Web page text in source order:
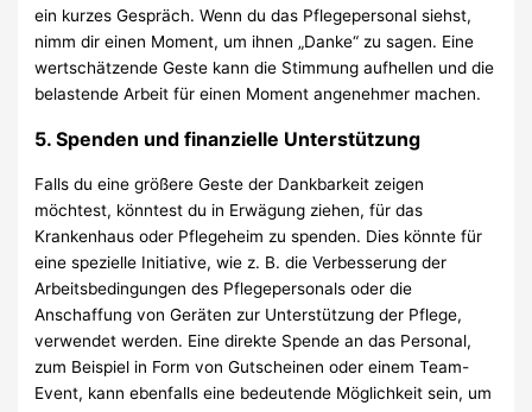
ein kurzes Gespräch. Wenn du das Pflegepersonal siehst,
nimm dir einen Moment, um ihnen „Danke“ zu sagen. Eine
wertschätzende Geste kann die Stimmung aufhellen und die
belastende Arbeit für einen Moment angenehmer machen.
5.Spenden und finanzielle Unterstützung
Falls du eine größere Geste der Dankbarkeit zeigen
möchtest, könntest du in Erwägung ziehen, für das
Krankenhaus oder Pflegeheim zu spenden. Dies könnte für
eine spezielle Initiative, wie z. B. die Verbesserung der
Arbeitsbedingungen des Pflegepersonals oder die
Anschaffung von Geräten zur Unterstützung der Pflege,
verwendet werden. Eine direkte Spende an das Personal,
zum Beispiel in Form von Gutscheinen oder einem Team-
Event, kann ebenfalls eine bedeutende Möglichkeit sein, um